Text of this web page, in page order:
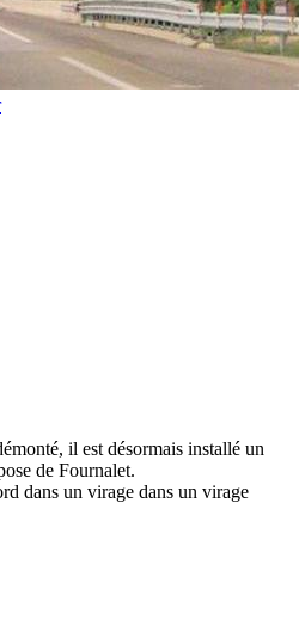
il est désormais installé un
de Fournalet.
dans un virage dans un virage